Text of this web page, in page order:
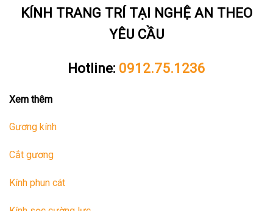
KÍNH TRANG TRÍ TẠI NGHỆ AN THEO
YÊU CẦU
Hotline: 0912.75.1236
Xem thêm
Gương kính
Cắt gương
Kính phun cát